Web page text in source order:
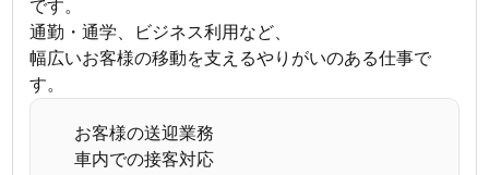
です。
通勤・通学、ビジネス利用など、
幅広いお客様の移動を支えるやりがいのある仕事で
す。
お客様の送迎業務
車内での接客対応